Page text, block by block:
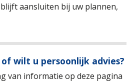
aansluiten bij uw plannen,
wilt u persoonlijk advies?
van informatie op deze pagina